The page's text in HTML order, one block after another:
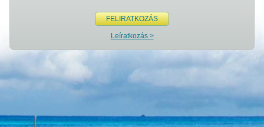
FELIRATKOZÁS
Leíratkozás >